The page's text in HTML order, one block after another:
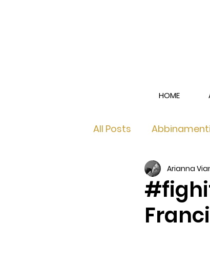
HOME
All Posts Abbinamenti
Franciacorta Brut
Franciacorta Rosé
Arianna